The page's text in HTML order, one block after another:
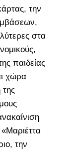
την
στα
παιδείας
χώρα
την